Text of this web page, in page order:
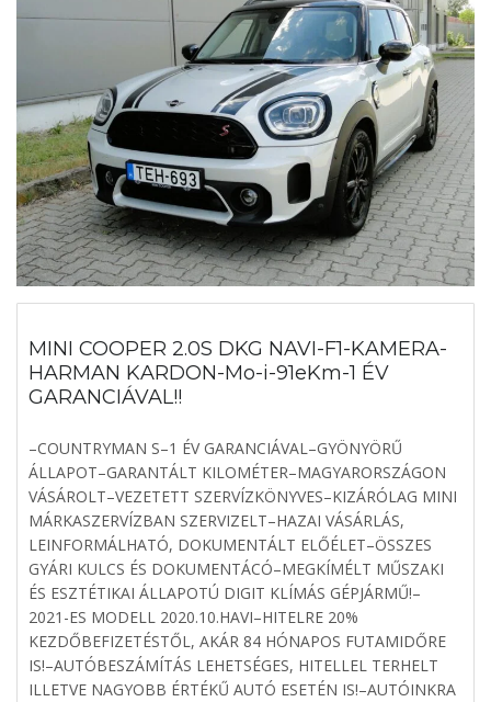
MINI COOPER 2.0S DKG NAVI-F1-KAMERA-
HARMAN KARDON-Mo-i-91eKm-1 ÉV
GARANCIÁVAL!!
–COUNTRYMAN S–1 ÉV GARANCIÁVAL–GYÖNYÖRŰ
ÁLLAPOT–GARANTÁLT KILOMÉTER–MAGYARORSZÁGON
VÁSÁROLT–VEZETETT SZERVÍZKÖNYVES–KIZÁRÓLAG MINI
MÁRKASZERVÍZBAN SZERVIZELT–HAZAI VÁSÁRLÁS,
LEINFORMÁLHATÓ, DOKUMENTÁLT ELŐÉLET–ÖSSZES
GYÁRI KULCS ÉS DOKUMENTÁCÓ–MEGKÍMÉLT MŰSZAKI
ÉS ESZTÉTIKAI ÁLLAPOTÚ DIGIT KLÍMÁS GÉPJÁRMŰ!–
2021-ES MODELL 2020.10.HAVI–HITELRE 20%
KEZDŐBEFIZETÉSTŐL, AKÁR 84 HÓNAPOS FUTAMIDŐRE
IS!–AUTÓBESZÁMÍTÁS LEHETSÉGES, HITELLEL TERHELT
ILLETVE NAGYOBB ÉRTÉKŰ AUTÓ ESETÉN IS!–AUTÓINKRA